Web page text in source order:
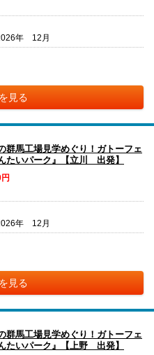
年 12月
見る
群馬工場見学めぐり！ガトーフェ
たいパーク』【立川 出発】
年 12月
見る
群馬工場見学めぐり！ガトーフェ
たいパーク』【上野 出発】